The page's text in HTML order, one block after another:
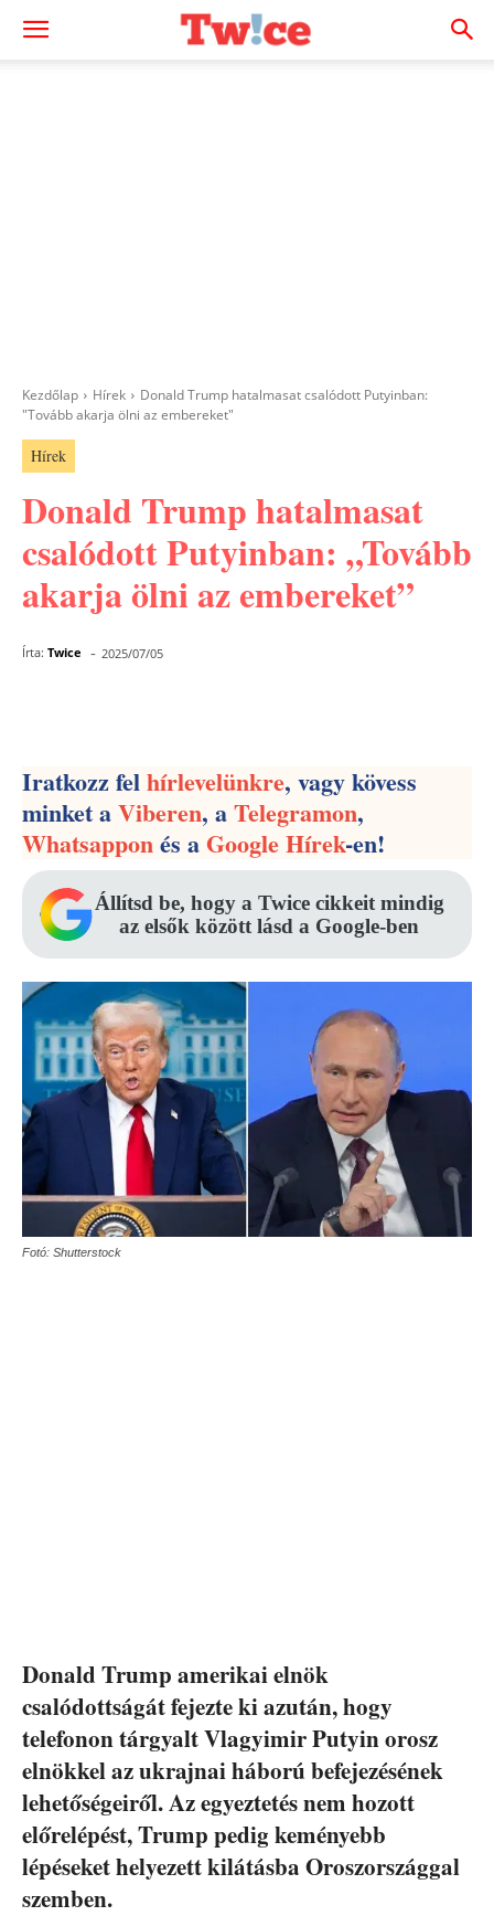
Kezdőlap Hírek
Donald Trump hatalmasat csalódott Putyinban:
"Tovább akarja ölni az embereket"
Hírek
Donald Trump hatalmasat
csalódott Putyinban: „Tovább
akarja ölni az embereket”
Írta: Twice - 2025/07/05
Iratkozz felhírlevelünkre, vagy kövess
minket aViberen, aTelegramon,
Whatsapponés aGoogle Hírek-en!
Állítsd be, hogy a Twice cikkeit mindig
az elsők között lásd a Google-ben
Fotó: Shutterstock
Donald Trump amerikai elnök
csalódottságát fejezte ki azután, hogy
telefonon tárgyalt Vlagyimir Putyin orosz
elnökkel az ukrajnai háború befejezésének
lehetőségeiről. Az egyeztetés nem hozott
előrelépést, Trump pedig keményebb
lépéseket helyezett kilátásba Oroszországgal
szemben.